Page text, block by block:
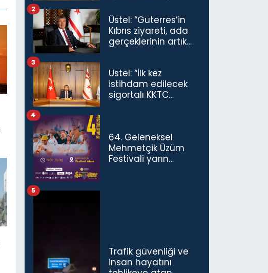
Üstel: “Guterres’in
Kıbrıs ziyareti, ada
gerçeklerinin artık
göstermiştir”
2
Üstel: “İlk kez
istihdam edilecek
sigortalı KKTC
3
64. Geleneksel
Mehmetçik Üzüm
Festivali yarın
4
Trafik güvenliği ve
insan hayatını
5